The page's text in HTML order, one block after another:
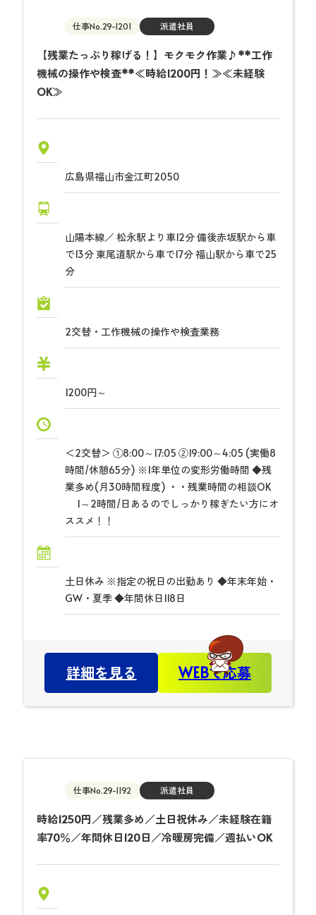
仕事No.29-1201 派遣社員
【残業たっぷり稼げる！】モクモク作業♪**工作
機械の操作や検査**≪時給1200円！≫≪未経験
OK≫
広島県福山市金江町2050
山陽本線／ 松永駅より車12分 備後赤坂駅から車
で13分 東尾道駅から車で17分 福山駅から車で25
分
2交替・工作機械の操作や検査業務
1200円～
＜2交替＞ ①8:00～17:05 ②19:00～4:05 (実働8
時間/休憩65分) ※1年単位の変形労働時間 ◆残
業多め(月30時間程度) ・・残業時間の相談OK
1～2時間/日あるのでしっかり稼ぎたい方にオ
ススメ！！
土日休み ※指定の祝日の出勤あり ◆年末年始・
GW・夏季 ◆年間休日118日
詳細を見る WEBで応募
仕事No.29-1192 派遣社員
時給1250円／残業多め／土日祝休み／未経験在籍
率70％／年間休日120日／冷暖房完備／週払いOK